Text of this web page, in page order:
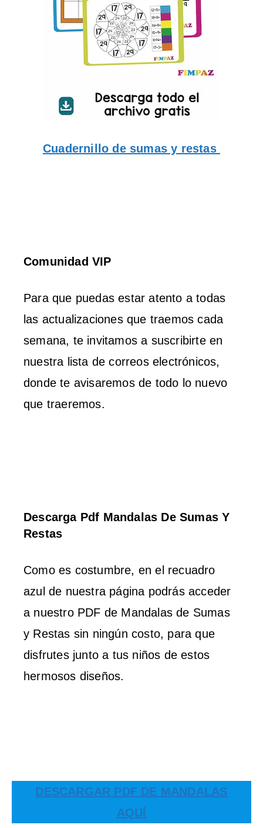
Cuadernillo de sumas y restas
Comunidad VIP
Para que puedas estar atento a todas
las actualizaciones que traemos cada
semana, te invitamos a suscribirte en
nuestra lista de correos electrónicos,
donde te avisaremos de todo lo nuevo
que traeremos.
Descarga Pdf Mandalas De Sumas Y
Restas
Como es costumbre, en el recuadro
azul de nuestra página podrás acceder
a nuestro PDF de Mandalas de Sumas
y Restas sin ningún costo, para que
disfrutes junto a tus niños de estos
hermosos diseños.
DESCARGAR PDF DE MANDALAS
AQUÍ